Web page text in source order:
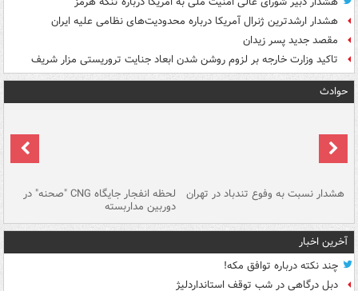
هشدار ارشدترین ژنرال آمریکا درباره محدودیت‌های نظامی علیه ایران
مقصد جدید پسر زیدان
تاکید وزارت خارجه بر لزوم روشن شدن ابعاد جنایت تروریستی مزار شریف
حوادث
هشدار نسبت به وفوع تندباد در تهران لحظه انفجار جایگاه CNG "صحنه" در
دوربین مداربسته
آخرین اخبار
چند نکته درباره توافق مکه!
دبل درگاهی در شب توقف استانداردلیژ